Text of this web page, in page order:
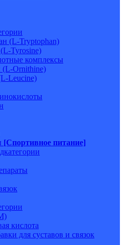
(L-Tryptophan)
Tyrosine)
комплексы
Ornithine)
Leucine)
[Спортивное питание]
кислота
для суставов и связок